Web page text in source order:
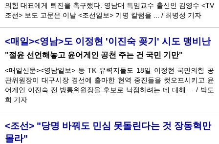
의힘 대표에게 퇴진을 촉구했다. 영남대 특임교수 출신인 김영수 <TV
조선> 보도 고문은 이날 <조선일보> 기명 칼럼을 ...
/ 최병성 기자
<매일><영남>도 이정현 '이진숙 꽂기' 시도 맹비난
"절윤 선언해놓고 윤어게인 공천 주는 건 국민 기만"
<매일신문><영남일보> 등 TK 유력지들도 18일 이정현 국민의힘 공
관위원장이 대구시장 경선에 출마한 현역 중진들을 컷오프시키고 윤
어게인 이진숙 전 방통위원장을 후보로 낙점하려는 데 대해 ...
/ 박도
희 기자
<조선> "당명 바꿔도 민심 못돌린다는 것 장동혁만
몰라"